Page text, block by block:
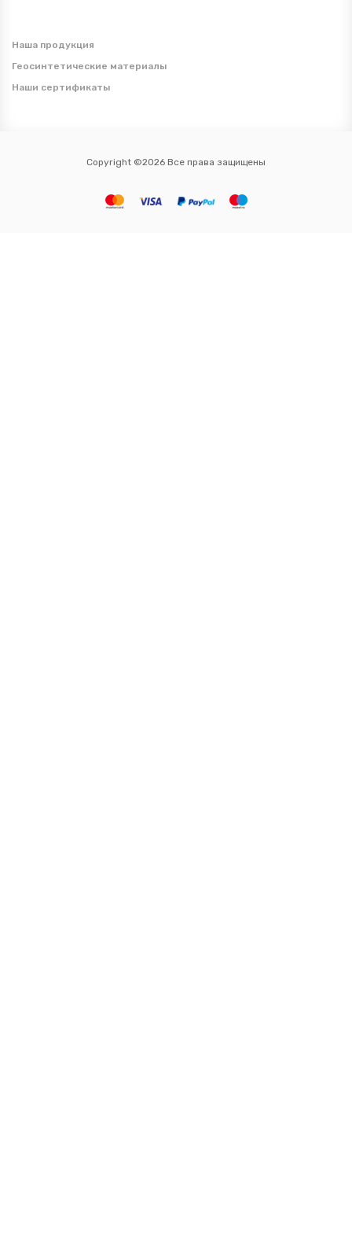
Наша продукция
Геосинтетические материалы
Наши сертификаты
Copyright ©2026 Все права защищены